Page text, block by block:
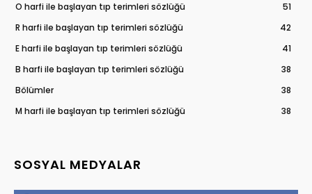
O harfi ile başlayan tıp terimleri sözlüğü
51
R harfi ile başlayan tıp terimleri sözlüğü
42
E harfi ile başlayan tıp terimleri sözlüğü
41
B harfi ile başlayan tıp terimleri sözlüğü
38
Bölümler
38
M harfi ile başlayan tıp terimleri sözlüğü
38
SOSYAL MEDYALAR